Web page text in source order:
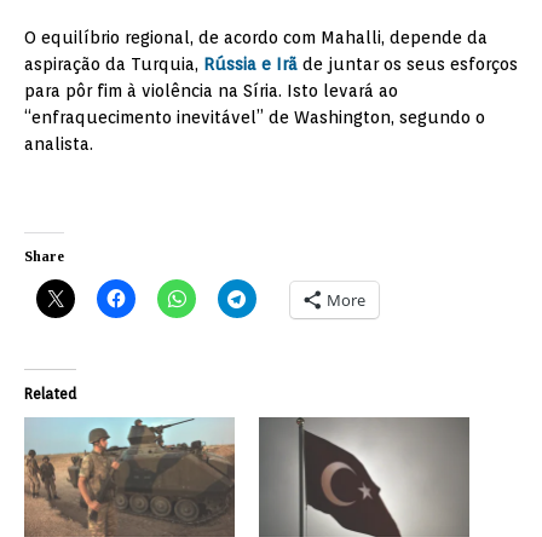
O equilíbrio regional, de acordo com Mahalli, depende da
aspiração da Turquia, Rússia e Irã de juntar os seus esforços
para pôr fim à violência na Síria. Isto levará ao
“enfraquecimento inevitável” de Washington, segundo o
analista.
Share
More
Related